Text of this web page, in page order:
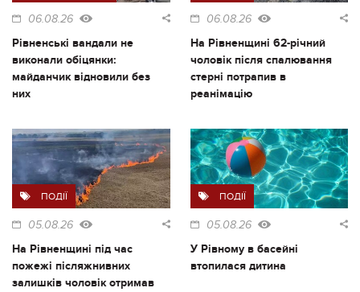
06.08.26
Рівненські вандали не
виконали обіцянки:
майданчик відновили без
них
06.08.26
На Рівненщині 62-річний
чоловік після спалювання
стерні потрапив в
реанімацію
ПОДІЇ
05.08.26
На Рівненщині під час
пожежі післяжнивних
залишків чоловік отримав
ПОДІЇ
05.08.26
У Рівному в басейні
втопилася дитина